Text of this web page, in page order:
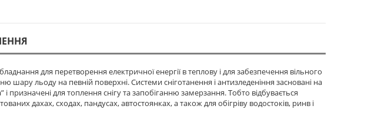
для перетворення електричної енергії в теплову і для забезпечення вільного
шару льоду на певній поверхні. Системи сніготанення і антизледеніння засновані на
призначені для топлення снігу та запобіганню замерзання. Тобто відбувається
дахах, сходах, пандусах, автостоянках, а також для обігріву водостоків, ринв і